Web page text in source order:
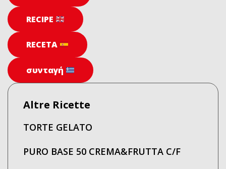
RECIPE
RECETA
συνταγή
Altre Ricette
TORTE GELATO
PURO BASE 50 CREMA&FRUTTA C/F